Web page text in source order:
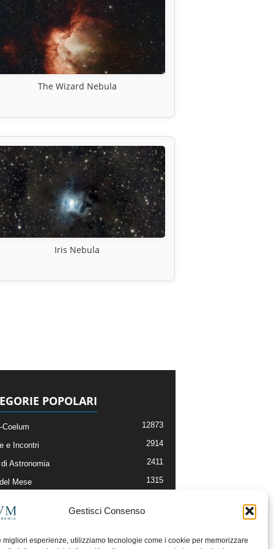
Gestisci Consenso
migliori esperienze, utilizziamo tecnologie come i cookie per memorizzare
The Wizard Nebula
Iris Nebula
POPOLARI
Coelum 12873
e Incontri 2914
Astronomia 2411
Mese 1315
e Risorse On-Line
della Redazione